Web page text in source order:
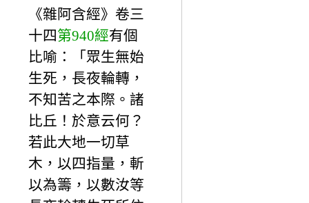
《雜阿含經》卷三
十四第940經有個
比喻：「眾生無始
生死，長夜輪轉，
不知苦之本際。諸
比丘！於意云何？
若此大地一切草
木，以四指量，斬
以為籌，以數汝等